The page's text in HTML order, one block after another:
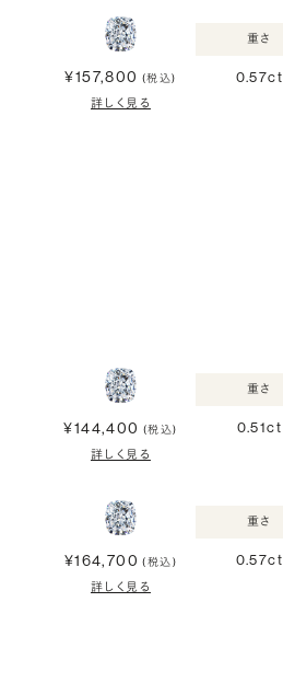
¥157,800 (税込)
詳しく見る
重さ
0.57ct
¥144,400 (税込)
詳しく見る
重さ
0.51ct
¥164,700 (税込)
詳しく見る
重さ
0.57ct